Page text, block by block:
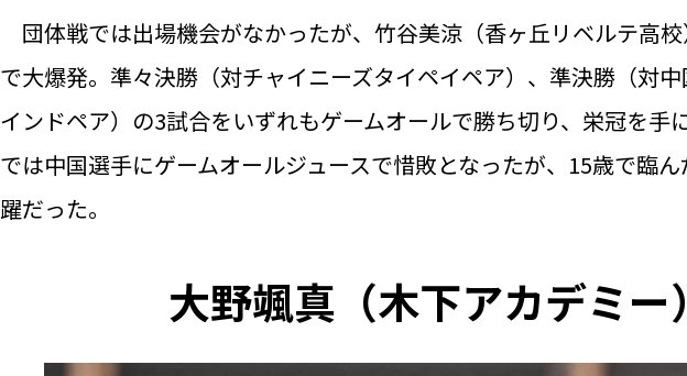
団体戦では出場機会がなかったが、竹谷美涼（香ヶ丘リベルテ高
で大爆発。準々決勝（対チャイニーズタイペイペア）、準決勝（対
インドペア）の3試合をいずれもゲームオールで勝ち切り、栄冠を手
では中国選手にゲームオールジュースで惜敗となったが、15歳で臨
躍だった。
大野颯真（木下アカデミー